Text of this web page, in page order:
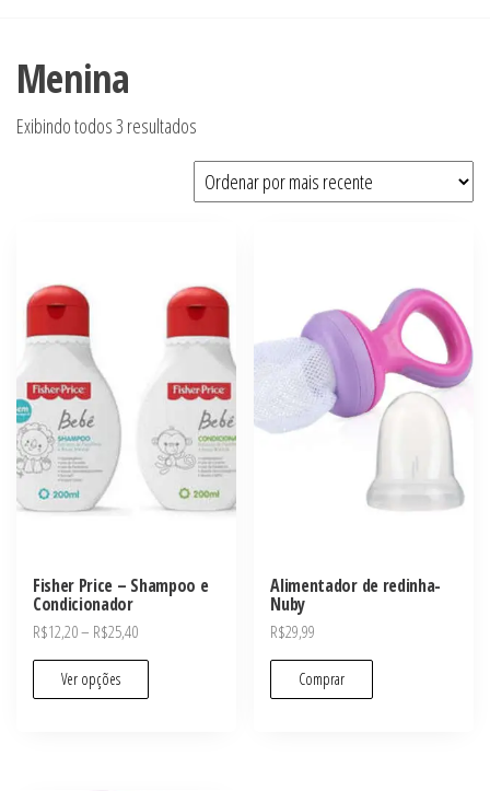
Menina
Exibindo todos 3 resultados
Fisher Price – Shampoo e
Condicionador
R$12,20– R$25,40
Ver opções
Alimentador de redinha-
Nuby
R$29,99
Comprar